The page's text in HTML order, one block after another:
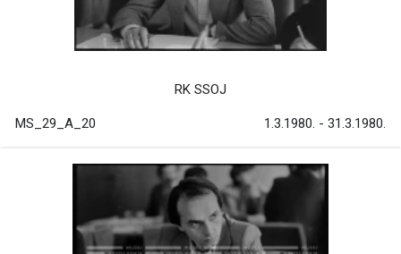
RK SSOJ
MS_29_A_20 1.3.1980. - 31.3.1980.